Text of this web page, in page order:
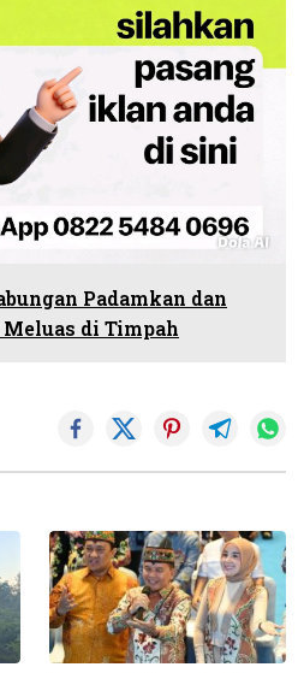
Padamkan dan
di Timpah